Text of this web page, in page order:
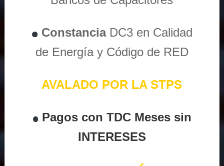
ConstanciaDC3 en Calidad
de Energía y Código de RED
AVALADO POR LA STPS
Pagos con TDC Meses sin
INTERESES